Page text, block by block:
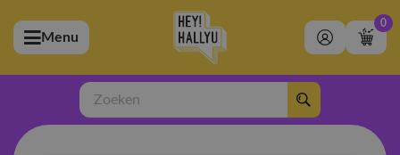
(Artiesten)
(Merchandise)
(Exclusive)
Menu
0
Zoeken